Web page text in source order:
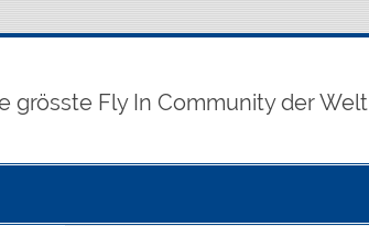
grösste Fly In Community der Welt